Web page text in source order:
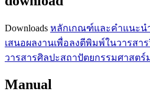
Downloads หลักเกณฑ์และคำแนะน
เสนอผลงานเพื่อลงตีพิมพ์ในวารสา
วารสารศิลปะสถาปัตยกรรมศาสตร์
Manual